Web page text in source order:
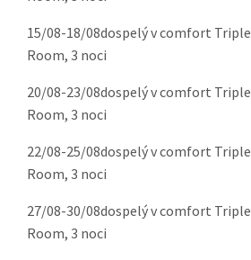
15/08-18/08dospelý v comfort Triple
Room, 3 noci
20/08-23/08dospelý v comfort Triple
Room, 3 noci
22/08-25/08dospelý v comfort Triple
Room, 3 noci
27/08-30/08dospelý v comfort Triple
Room, 3 noci